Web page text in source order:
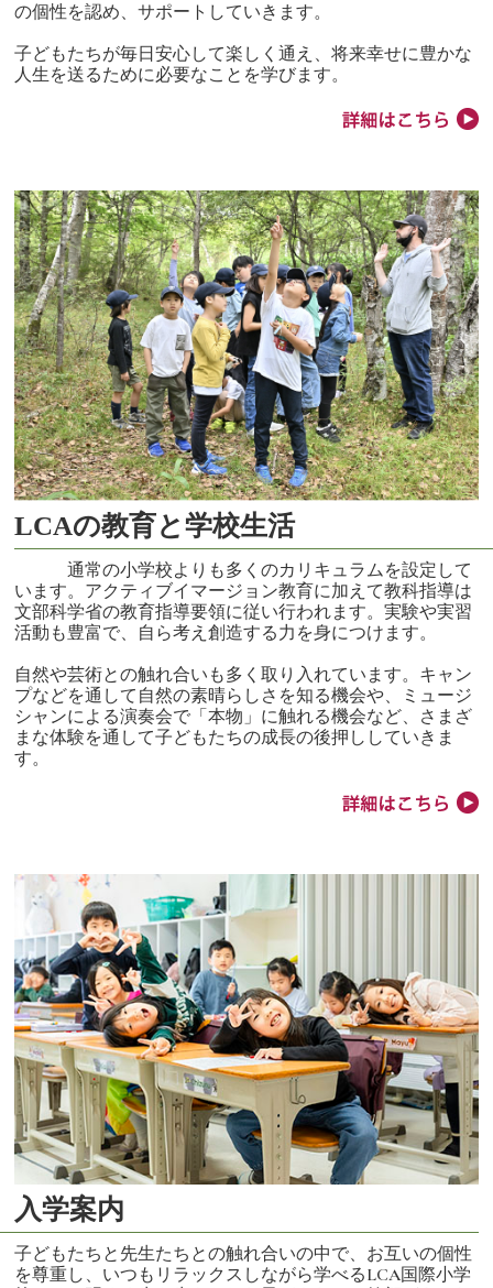
の個性を認め、サポートしていきます。
子どもたちが毎日安心して楽しく通え、将来幸せに豊かな
人生を送るために必要なことを学びます。
LCAの教育と学校生活
通常の小学校よりも多くのカリキュラムを設定して
います。アクティブイマージョン教育に加えて教科指導は
文部科学省の教育指導要領に従い行われます。実験や実習
活動も豊富で、自ら考え創造する力を身につけます。
自然や芸術との触れ合いも多く取り入れています。キャン
プなどを通して自然の素晴らしさを知る機会や、ミュージ
シャンによる演奏会で「本物」に触れる機会など、さまざ
まな体験を通して子どもたちの成長の後押ししていきま
す。
入学案内
子どもたちと先生たちとの触れ合いの中で、お互いの個性
を尊重し、いつもリラックスしながら学べるLCA国際小学